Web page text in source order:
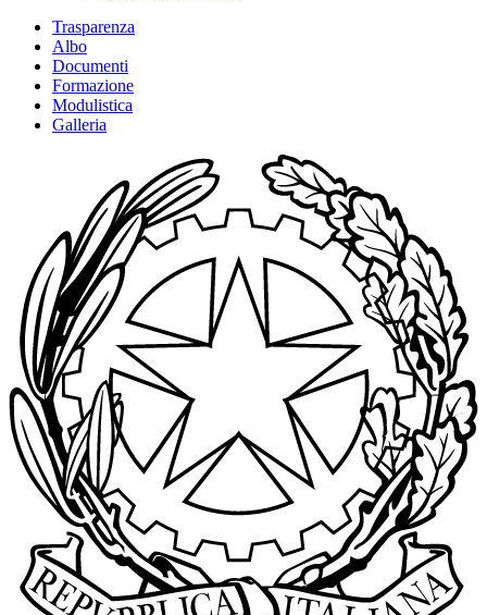
Trasparenza
Albo
Documenti
Formazione
Modulistica
Galleria